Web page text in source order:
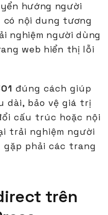
hướng người
nội dung tương
nghiệm người dùng
web hiển thị lỗi
đúng cách giúp
dài, bảo vệ giá trị
cấu trúc hoặc nội
trải nghiệm người
phải các trang
trên